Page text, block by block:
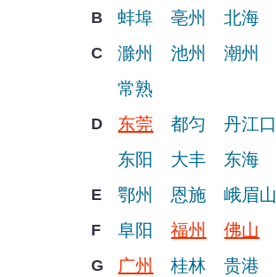
B 蚌埠 亳州 北海
C 滁州 池州 潮州
常熟
D 东莞 都匀 丹江口
东阳
大丰 东海
E 鄂州 恩施 峨眉山
F 阜阳 福州 佛山
G 广州 桂林 贵港